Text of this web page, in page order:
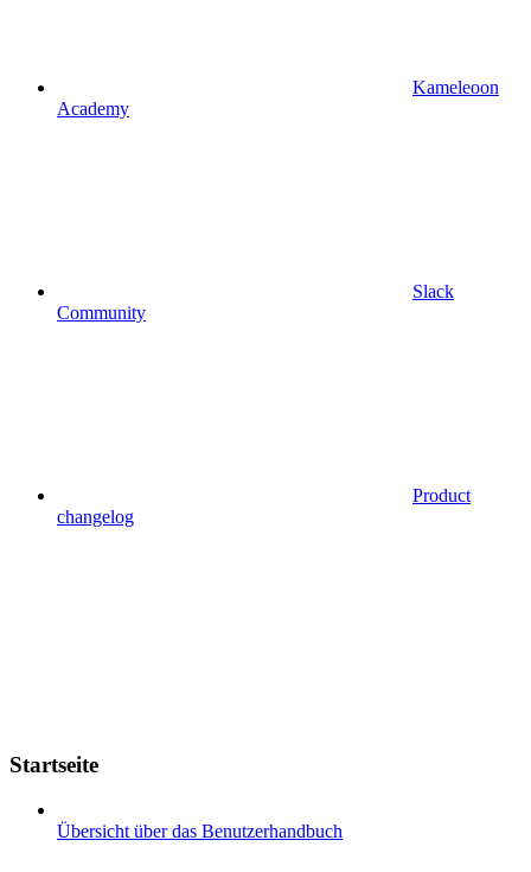
Kameleoon
Academy
Slack
Community
Product
changelog
Startseite
Übersicht über das Benutzerhandbuch